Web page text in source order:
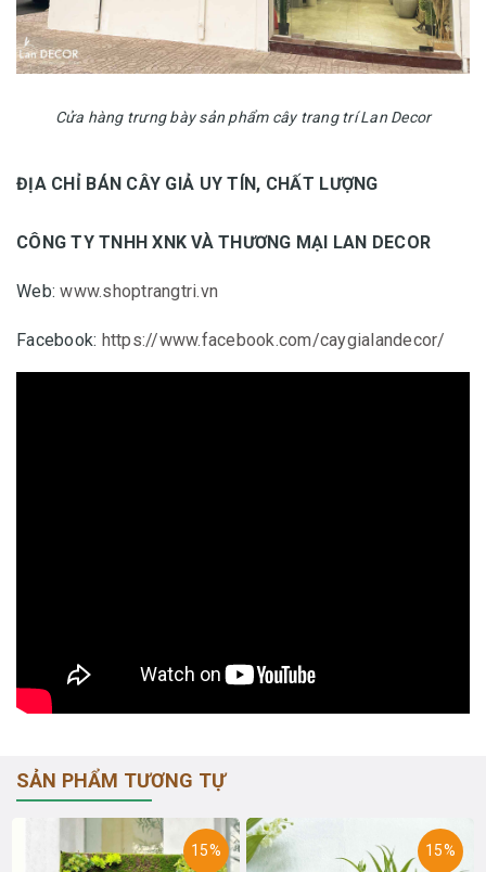
Cửa hàng trưng bày sản phẩm cây trang trí Lan Decor
ĐỊA CHỈ BÁN CÂY GIẢ UY TÍN, CHẤT LƯỢNG
CÔNG TY TNHH XNK VÀ THƯƠNG MẠI LAN DECOR
Web:www.shoptrangtri.vn
Facebook: https://www.facebook.com/caygialandecor/
SẢN PHẨM TƯƠNG TỰ
15% 15%